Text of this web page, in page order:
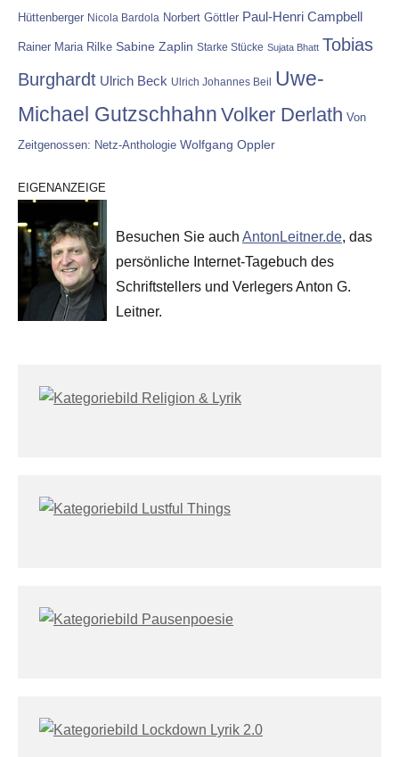
Hüttenberger Nicola Bardola Norbert Göttler Paul-Henri Campbell
Rainer Maria Rilke Sabine Zaplin Starke Stücke Sujata Bhatt Tobias
Burghardt Ulrich Beck Ulrich Johannes Beil Uwe-
Michael Gutzschhahn Volker Derlath Von
Zeitgenossen: Netz-Anthologie Wolfgang Oppler
EIGENANZEIGE
Besuchen Sie auch AntonLeitner.de, das
persönliche Internet-Tagebuch des
Schriftstellers und Verlegers Anton G.
Leitner.